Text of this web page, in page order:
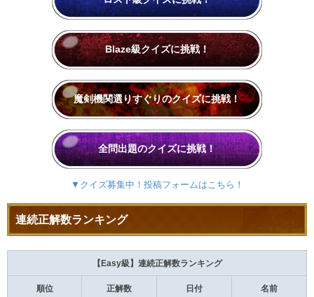
Blaze級クイズに挑戦！
魔剣機関選りすぐりのクイズに挑戦！
全問出題のクイズに挑戦！
▼クイズ募集中！投稿フォームはこちら！
連続正解数ランキング
【Easy級】連続正解数ランキング
順位 正解数 日付 名前